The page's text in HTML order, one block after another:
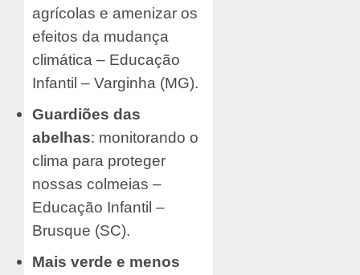
agrícolas e amenizar os
efeitos da mudança
climática – Educação
Infantil – Varginha (MG).
Guardiões das
abelhas: monitorando o
clima para proteger
nossas colmeias –
Educação Infantil –
Brusque (SC).
Mais verde e menos